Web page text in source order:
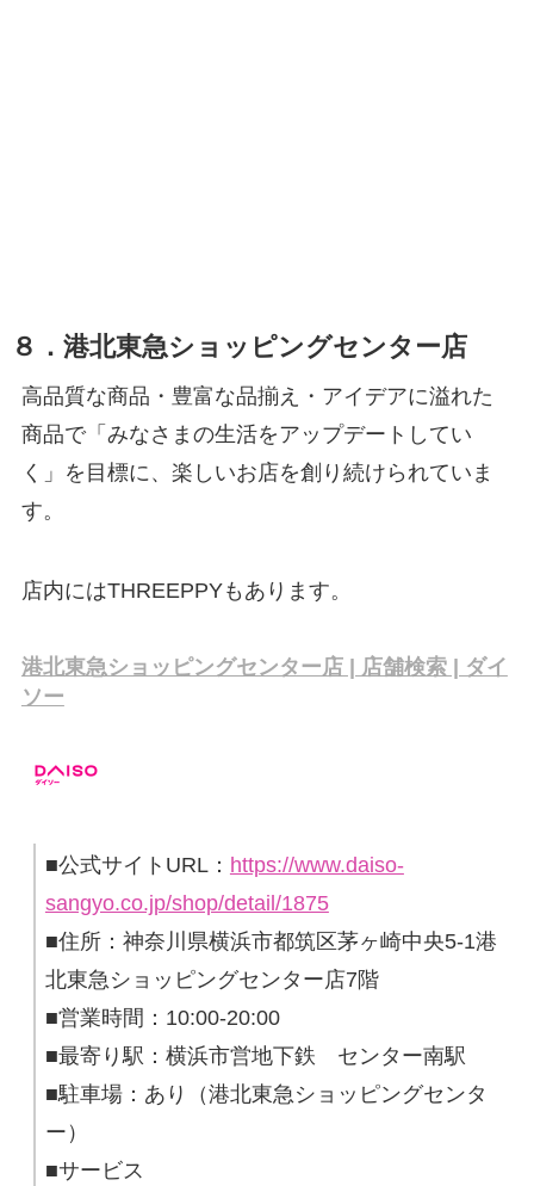
８．港北東急ショッピングセンター店
高品質な商品・豊富な品揃え・アイデアに溢れた
商品で「みなさまの生活をアップデートしてい
く」を目標に、楽しいお店を創り続けられていま
す。
店内にはTHREEPPYもあります。
港北東急ショッピングセンター店 | 店舗検索 | ダイ
ソー
■公式サイトURL： https://www.daiso-
sangyo.co.jp/shop/detail/1875
■住所：神奈川県横浜市都筑区茅ヶ崎中央5-1港
北東急ショッピングセンター店7階
■営業時間：10:00-20:00
■最寄り駅：横浜市営地下鉄 センター南駅
■駐車場：あり（港北東急ショッピングセンタ
ー）
■サービス